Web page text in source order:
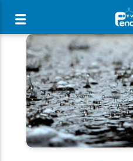
[There are no radio stations